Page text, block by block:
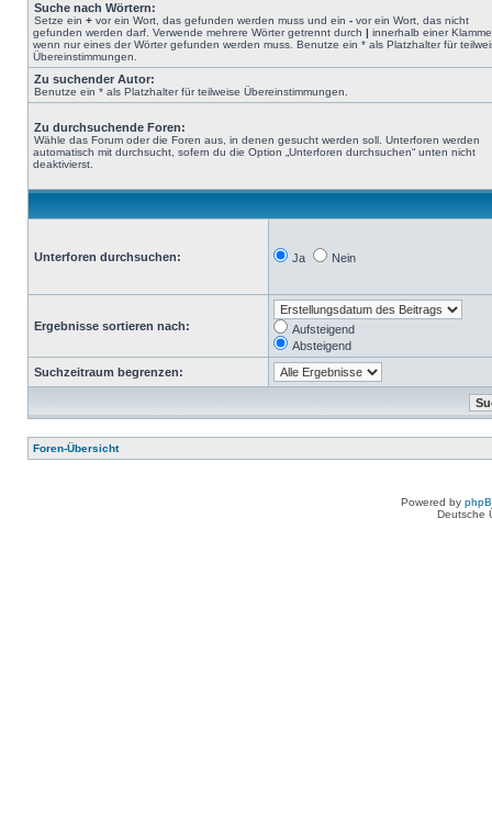
Suche nach Wörtern:
Setze ein + vor ein Wort, das gefunden werden muss und ein - vor ein Wort, das nicht
gefunden werden darf. Verwende mehrere Wörter getrennt durch | innerhalb einer
wenn nur eines der Wörter gefunden werden muss. Benutze ein * als Platzhalter für
Übereinstimmungen.
Zu suchender Autor:
Benutze ein * als Platzhalter für teilweise Übereinstimmungen.
Zu durchsuchende Foren:
Wähle das Forum oder die Foren aus, in denen gesucht werden soll. Unterforen werden
automatisch mit durchsucht, sofern du die Option „Unterforen durchsuchen“ unten nicht
deaktivierst.
Unterforen durchsuchen: Ja Nein
Ergebnisse sortieren nach:
Aufsteigend
Absteigend
Suchzeitraum begrenzen:
Foren-Übersicht
Powered by
Deutsche